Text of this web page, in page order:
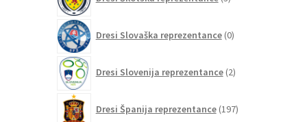
izdelki
Dresi Slovaška reprezentance 0izdelkov
Dresi Slovenija reprezentance 2izdelka
Dresi Španija reprezentance 197izdelkov